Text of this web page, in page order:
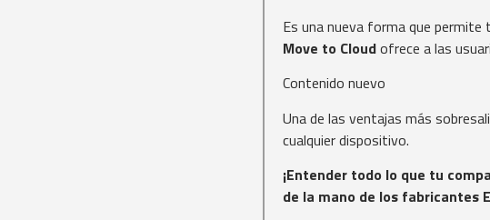
Es una nueva forma que
Move to Cloudofrece a las
Contenido nuevo
Una de las ventajas más
cualquier dispositivo.
¡Entender todo lo que tu
de la mano de los fabricantes